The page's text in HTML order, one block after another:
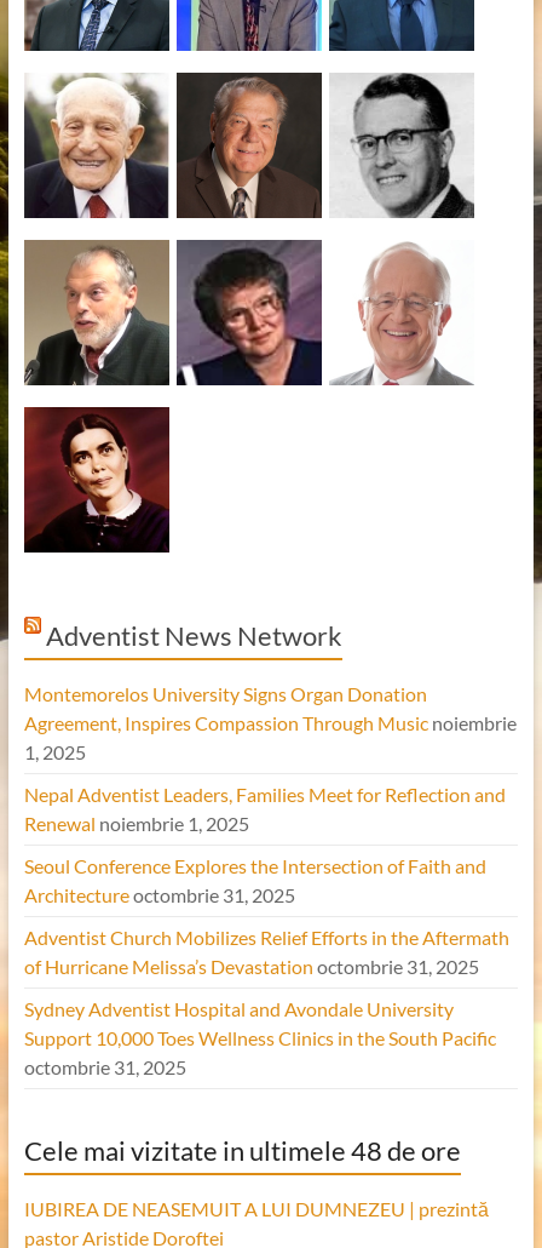
Adventist News Network
Montemorelos University Signs Organ Donation
Agreement, Inspires Compassion Through Music noiembrie
1, 2025
Nepal Adventist Leaders, Families Meet for Reflection and
Renewal noiembrie 1, 2025
Seoul Conference Explores the Intersection of Faith and
Architectureoctombrie 31, 2025
Adventist Church Mobilizes Relief Efforts in the Aftermath
of Hurricane Melissa’s Devastation octombrie 31, 2025
Sydney Adventist Hospital and Avondale University
Support 10,000 Toes Wellness Clinics in the South Pacific
octombrie 31, 2025
Cele mai vizitate in ultimele 48 de ore
IUBIREA DE NEASEMUIT A LUI DUMNEZEU | prezintă
pastor Aristide Doroftei